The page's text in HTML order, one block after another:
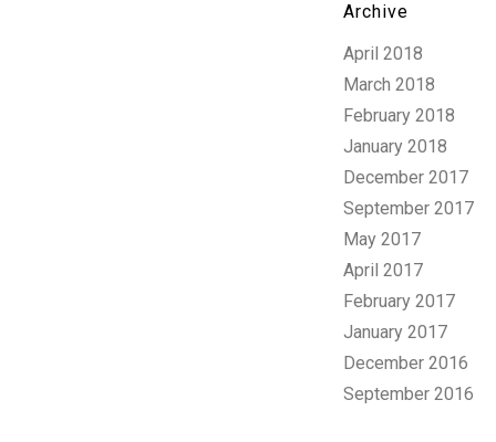
Archive
April 2018
March 2018
February 2018
January 2018
December 2017
September 2017
May 2017
April 2017
February 2017
January 2017
December 2016
September 2016